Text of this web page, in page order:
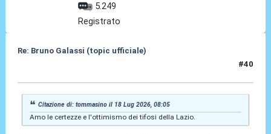
5.249
Registrato
Re: Bruno Galassi (topic ufficiale)
#40
Citazione di: tommasino il 18 Lug 2026, 08:05
Amo le certezze e l'ottimismo dei tifosi della Lazio.